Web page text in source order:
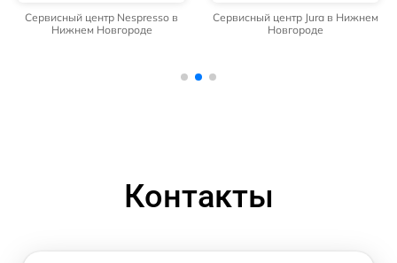
Сервисный центр Nespresso в
Нижнем Новгороде
Сервисный центр Jura в Нижнем
Новгороде
Контакты